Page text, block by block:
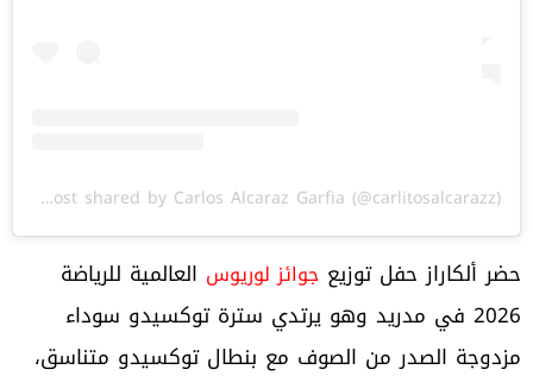
A post shared by Carlos Alcaraz Garfia (@carlitosalcarazz)
حضر ألكاراز حفل توزيع جوائز لوريوس العالمية للرياضة
2026 في مدريد وهو يرتدي سترة توكسيدو سوداء
مزدوجة الصدر من الصوف مع بنطال توكسيدو متناسق،